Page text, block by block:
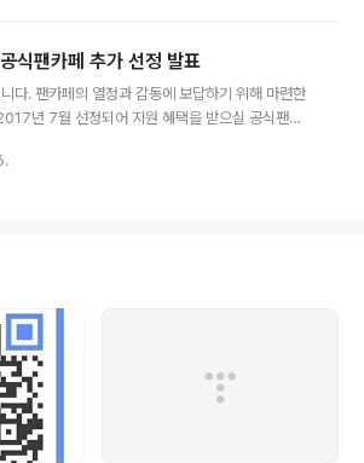
식팬카페 추가 선정 발표
다. 팬카페의 열정과 감동에 보답하기 위해 마련한
년 7월 선정되어 지원 혜택을 받으실 공식팬카
페 골든 차일드 ★ 스타가입 설..